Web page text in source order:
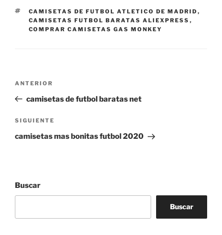
ETIQUETAS
CAMISETAS DE FUTBOL ATLETICO DE MADRID ,
CAMISETAS FUTBOL BARATAS ALIEXPRESS ,
COMPRAR CAMISETAS GAS MONKEY
entradas
Entrada
anterior:
ANTERIOR
camisetas de futbol baratas net
Siguiente
entrada
SIGUIENTE
camisetas mas bonitas futbol 2020
Buscar
Buscar